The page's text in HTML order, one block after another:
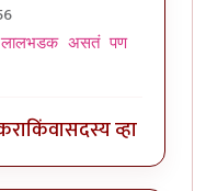
byजेम्स वांड
लालभडक असतं पण
किंवासदस्य व्हा